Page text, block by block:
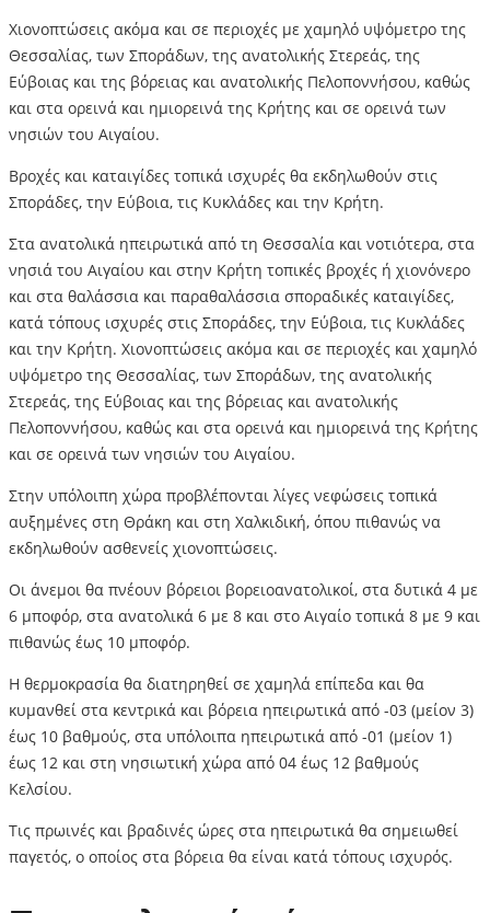
Χιονοπτώσεις ακόμα και σε περιοχές με χαμηλό υψόμετρο της
Θεσσαλίας, των Σποράδων, της ανατολικής Στερεάς, της
Εύβοιας και της βόρειας και ανατολικής Πελοποννήσου, καθώς
και στα ορεινά και ημιορεινά της Κρήτης και σε ορεινά των
νησιών του Αιγαίου.
Βροχές και καταιγίδες τοπικά ισχυρές θα εκδηλωθούν στις
Σποράδες, την Εύβοια, τις Κυκλάδες και την Κρήτη.
Στα ανατολικά ηπειρωτικά από τη Θεσσαλία και νοτιότερα, στα
νησιά του Αιγαίου και στην Κρήτη τοπικές βροχές ή χιονόνερο
και στα θαλάσσια και παραθαλάσσια σποραδικές καταιγίδες,
κατά τόπους ισχυρές στις Σποράδες, την Εύβοια, τις Κυκλάδες
και την Κρήτη. Χιονοπτώσεις ακόμα και σε περιοχές και χαμηλό
υψόμετρο της Θεσσαλίας, των Σποράδων, της ανατολικής
Στερεάς, της Εύβοιας και της βόρειας και ανατολικής
Πελοποννήσου, καθώς και στα ορεινά και ημιορεινά της Κρήτης
και σε ορεινά των νησιών του Αιγαίου.
Στην υπόλοιπη χώρα προβλέπονται λίγες νεφώσεις τοπικά
αυξημένες στη Θράκη και στη Χαλκιδική, όπου πιθανώς να
εκδηλωθούν ασθενείς χιονοπτώσεις.
Οι άνεμοι θα πνέουν βόρειοι βορειοανατολικοί, στα δυτικά 4 με
6 μποφόρ, στα ανατολικά 6 με 8 και στο Αιγαίο τοπικά 8 με 9 και
πιθανώς έως 10 μποφόρ.
Η θερμοκρασία θα διατηρηθεί σε χαμηλά επίπεδα και θα
κυμανθεί στα κεντρικά και βόρεια ηπειρωτικά από -03 (μείον 3)
έως 10 βαθμούς, στα υπόλοιπα ηπειρωτικά από -01 (μείον 1)
έως 12 και στη νησιωτική χώρα από 04 έως 12 βαθμούς
Κελσίου.
Τις πρωινές και βραδινές ώρες στα ηπειρωτικά θα σημειωθεί
παγετός, ο οποίος στα βόρεια θα είναι κατά τόπους ισχυρός.